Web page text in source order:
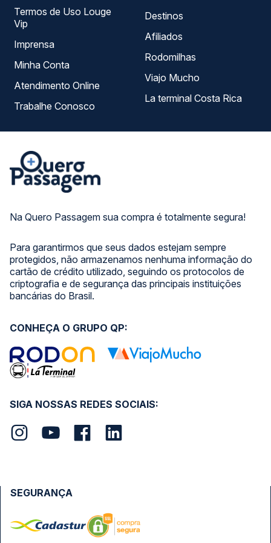
Na Quero Passagem sua compra é totalmente segura!
Para garantirmos que seus dados estejam sempre
protegidos, não armazenamos nenhuma informação do
cartão de crédito utilizado, seguindo os protocolos de
criptografia e de segurança das principais instituições
bancárias do Brasil.
Termos de Uso Louge
Vip
Imprensa
Minha Conta
Atendimento Online
Trabalhe Conosco
Destinos
Afiliados
Rodomilhas
Viajo Mucho
La terminal Costa Rica
SIGA NOSSAS REDES SOCIAIS:
CONHEÇA O GRUPO QP:
SEGURANÇA